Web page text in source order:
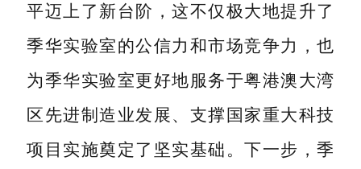
平迈上了新台阶，这不仅极大地提升了
季华实验室的公信力和市场竞争力，也
为季华实验室更好地服务于粤港澳大湾
区先进制造业发展、支撑国家重大科技
项目实施奠定了坚实基础。下一步，季